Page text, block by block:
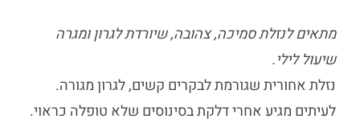
מתאים לנזלת סמיכה, צהובה, שיורדת לגרון ומגרה
שיעול לילי.
נזלת אחורית שגורמת לבקרים קשים, לגרון מגורה.
לעיתים מגיע אחרי דלקת בסינוסים שלא טופלה כראוי.